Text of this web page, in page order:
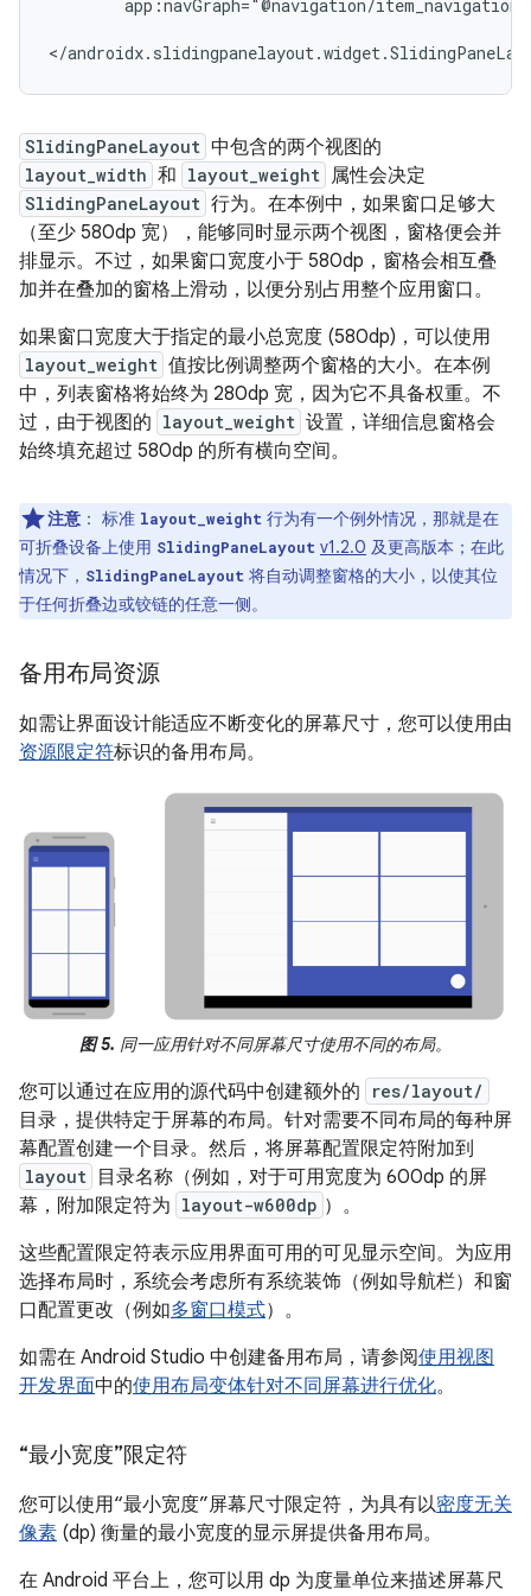
app:navGraph="@navigation/item_navigation"
SlidingPaneLayout 中包含的两个视图的
layout_width 和 layout_weight 属性会决定
SlidingPaneLayout 行为。在本例中，如果窗口足够大
（至少 580dp 宽），能够同时显示两个视图，窗格便会并
排显示。不过，如果窗口宽度小于 580dp，窗格会相互叠
加并在叠加的窗格上滑动，以便分别占用整个应用窗口。
如果窗口宽度大于指定的最小总宽度 (580dp)，可以使用
layout_weight 值按比例调整两个窗格的大小。在本例
中，列表窗格将始终为 280dp 宽，因为它不具备权重。不
过，由于视图的 layout_weight 设置，详细信息窗格会
始终填充超过 580dp 的所有横向空间。
注意 ： 标准 layout_weight 行为有一个例外情况，那就是在
可折叠设备上使用 SlidingPaneLayout v1.2.0 及更高版本；在此
情况下， SlidingPaneLayout 将自动调整窗格的大小，以使其位
于任何折叠边或铰链的任意一侧。
备用布局资源
如需让界面设计能适应不断变化的屏幕尺寸，您可以使用由
资源限定符标识的备用布局。
图 5. 同一应用针对不同屏幕尺寸使用不同的布局。
您可以通过在应用的源代码中创建额外的 res/layout/
目录，提供特定于屏幕的布局。针对需要不同布局的每种屏
幕配置创建一个目录。然后，将屏幕配置限定符附加到
layout
目录名称（例如，对于可用宽度为 600dp 的屏
幕，附加限定符为 layout-w600dp ）。
这些配置限定符表示应用界面可用的可见显示空间。为应用
选择布局时，系统会考虑所有系统装饰（例如导航栏）和窗
口配置更改（例如多窗口模式）。
如需在 Android Studio 中创建备用布局，请参阅使用视图
开发界面中的使用布局变体针对不同屏幕进行优化。
“最小宽度”限定符
您可以使用“最小宽度”屏幕尺寸限定符，为具有以密度无关
像素 (dp) 衡量的最小宽度的显示屏提供备用布局。
在 Android 平台上，您可以用 dp 为度量单位来描述屏幕尺